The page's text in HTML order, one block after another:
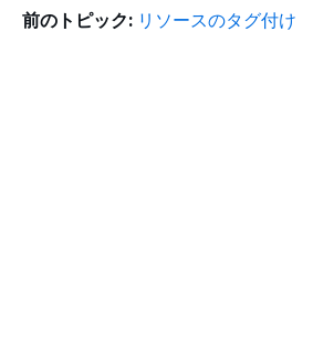
前のトピック: リソースのタグ付け